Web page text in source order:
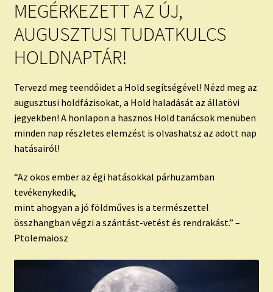
ÍRJ NEKEM!
IRATKOZZ FEL A VIDEÓ CSATORNÁNKRA!
TAROT ELEMZÉS MEGRENDELÉSE LIMITÁLT!
AJÁNDÉKOKKAL!
MEGÉRKEZETT AZ ÚJ,
AUGUSZTUSI TUDATKULCS
HOLDNAPTÁR!
Tervezd meg teendőidet a Hold segítségével! Nézd meg az
augusztusi holdfázisokat, a Hold haladását az állatövi
jegyekben! A honlapon a hasznos Hold tanácsok menüben
minden nap részletes elemzést is olvashatsz az adott nap
hatásairól!
“Az okos ember az égi hatásokkal párhuzamban
tevékenykedik,
mint ahogyan a jó földműves is a természettel
összhangban végzi a szántást-vetést és rendrakást.” –
Ptolemaiosz